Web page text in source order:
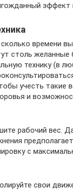
эффект
времени
столь желанные
технику (в
учесть такие
и
рабочий вес.
с
свои